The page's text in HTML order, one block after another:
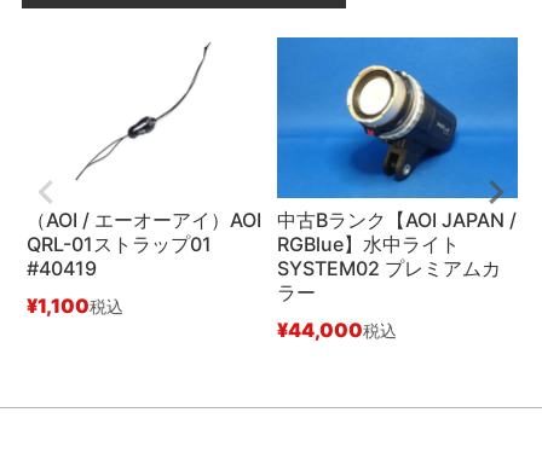
（AOI / エーオーアイ）AOI
QRL-01ストラップ01
#40419
¥1,100税込
中古Bランク【AOI JAPAN /
RGBlue】水中ライト
SYSTEM02 プレミアムカ
ラー
¥44,000税込